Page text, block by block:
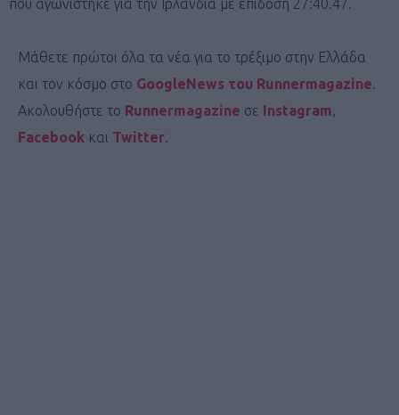
που αγωνίστηκε για την Ιρλανδία με επίδοση 27:40.47.
Μάθετε πρώτοι όλα τα νέα για το τρέξιμο στην Ελλάδα
και τον κόσμο στο GoogleNews του Runnermagazine.
Ακολουθήστε το Runnermagazine σε Instagram,
Facebook και Twitter.